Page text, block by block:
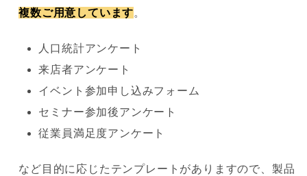
複数ご用意しています。
人口統計アンケート
来店者アンケート
イベント参加申し込みフォーム
セミナー参加後アンケート
従業員満足度アンケート
など目的に応じたテンプレートがありますので、製品